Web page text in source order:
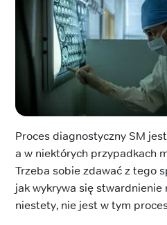
Proces diagnostyczny SM
a w niektórych przypadkach
Trzeba sobie zdawać z tego
jak wykrywa się stwardnienie
niestety, nie jest w tym